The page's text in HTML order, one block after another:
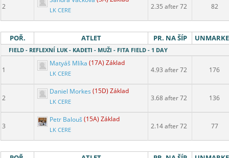
2 LK CERE 2.35 after 72 82
POŘ. ATLET PR. NA ŠÍP
FIELD - REFLEXNÍ LUK - KADETI - MUŽI - FITA FIELD - 1 DAY
1
Matyáš Mlíka (17A) Základ
LK CERE 4.93 after 72 176
2
Daniel Morkes (15D) Základ
LK CERE 3.68 after 72 136
3
Petr Balouš (15A) Základ
LK CERE 2.14 after 72 77